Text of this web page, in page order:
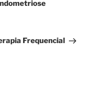
Frequencial